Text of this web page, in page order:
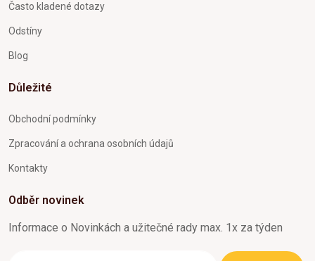
Často kladené dotazy
Odstíny
Blog
Důležité
Obchodní podmínky
Zpracování a ochrana osobních údajů
Kontakty
Odběr novinek
Informace o Novinkách a užitečné rady max. 1x za týden